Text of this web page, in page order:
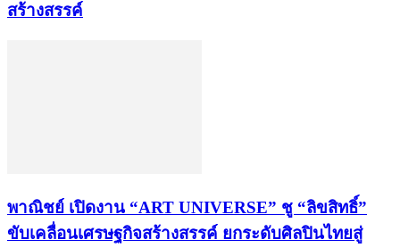
สร้างสรรค์
พาณิชย์ เปิดงาน “ART UNIVERSE” ชู “ลิขสิทธิ์”
ขับเคลื่อนเศรษฐกิจสร้างสรรค์ ยกระดับศิลปินไทยสู่